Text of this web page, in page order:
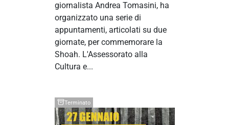
giornalista Andrea Tomasini, ha
organizzato una serie di
appuntamenti, articolati su due
giornate, per commemorare la
Shoah. L'Assessorato alla
Cultura e...
Terminato